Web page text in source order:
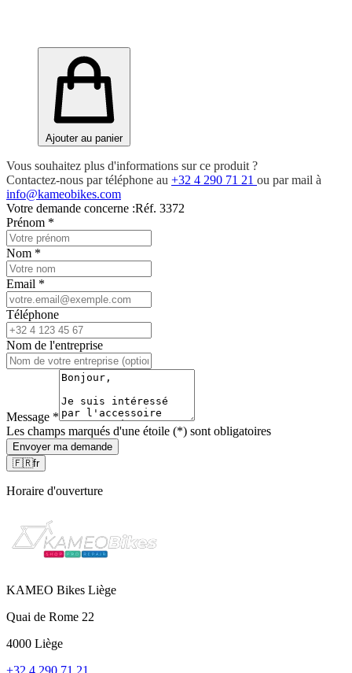
Ajouter au panier
Vous souhaitez plus d'informations sur ce produit ?
Contactez-nous par téléphone au +32 4 290 71 21 ou par mail à
info@kameobikes.com
Votre demande concerne :Réf. 3372
Prénom *
Nom *
Email *
Téléphone
Nom de l'entreprise
Message *
Les champs marqués d'une étoile (*) sont obligatoires
Envoyer ma demande
🇫🇷fr
Horaire d'ouverture
KAMEO Bikes Liège
Quai de Rome 22
4000 Liège
+32 4 290 71 21